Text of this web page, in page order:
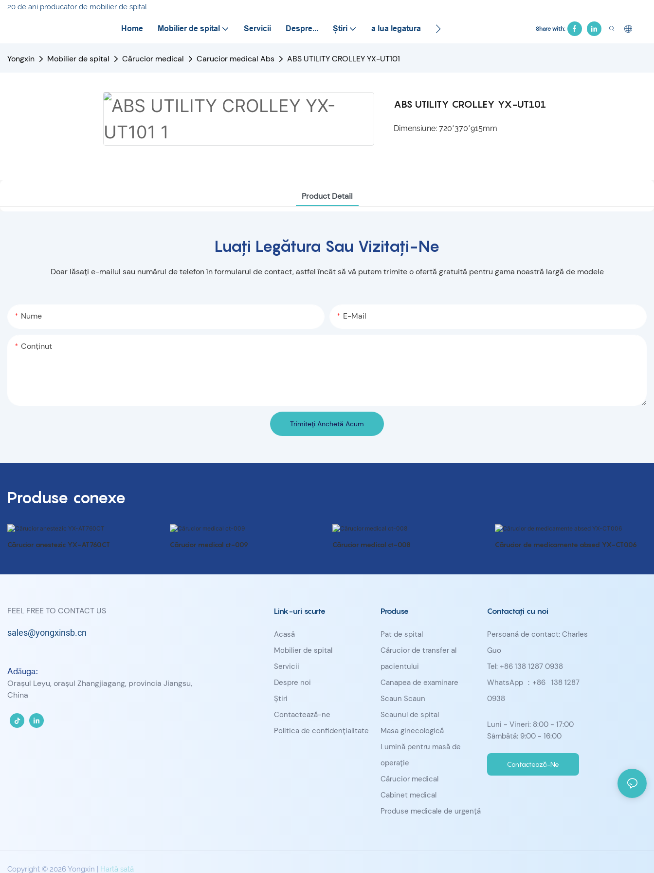
20 de ani producator de mobilier de spital
Home Mobilier de spital Servicii Despre... Știri a lua legatura Pat ginecologic Scaunul de spital Pat de tracțiune
Share with:
Yongxin Mobilier de spital Cărucior medical Carucior medical Abs ABS UTILITY CROLLEY YX-UT101
ABS UTILITY CROLLEY YX-UT101
Dimensiune: 720*370*915mm
Product Detail
Luați Legătura Sau Vizitați-Ne
Doar lăsați e-mailul sau numărul de telefon în formularul de contact, astfel încât să vă putem trimite o ofertă gratuită pentru gama noastră largă de modele
Nume E-Mail
Conţinut
Trimiteți Anchetă Acum
Produse conexe
Cărucior anestezic YX-AT760CT Cărucior medical ct-009 Cărucior medical ct-008 Cărucior de medicamente absed YX-CT006
FEEL FREE TO CONTACT US
sales@yongxinsb.cn
Adăuga:
Orașul Leyu, orașul Zhangjiagang, provincia Jiangsu,
China
Link-uri scurte
Acasă
Mobilier de spital
Servicii
Despre noi
Știri
Contactează-ne
Politica de confidențialitate
Produse
Pat de spital
Cărucior de transfer al
pacientului
Canapea de examinare
Scaun Scaun
Scaunul de spital
Masa ginecologică
Lumină pentru masă de
operație
Cărucior medical
Cabinet medical
Produse medicale de urgență
Contactaţi cu noi
Persoană de contact: Charles
Guo
Tel: +86 138 1287 0938
WhatsApp ：+86 138 1287
0938
Luni - Vineri: 8:00 - 17:00
Sâmbătă: 9:00 - 16:00
Contactează-Ne
Copyright © 2026 Yongxin | Hartă sată